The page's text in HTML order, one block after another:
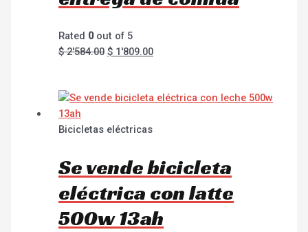
Rated 0out of 5
$2'584.00 $ 1'809.00
Bicicletas eléctricas
Se vende bicicleta
eléctrica con latte
500w 13ah